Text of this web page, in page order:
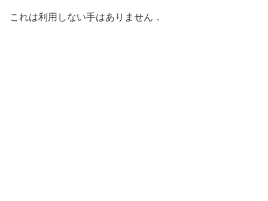
これは利用しない手はありません．